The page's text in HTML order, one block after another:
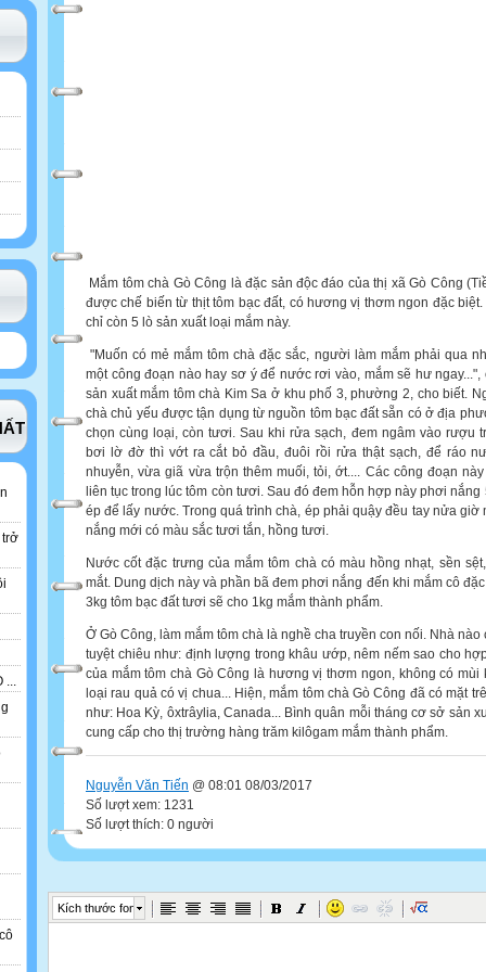
trở
...
Mắm tôm chà Gò Công là đặc sản độc đáo của thị xã Gò Công
được chế biến từ thịt tôm bạc đất, có hương vị thơm ngon đặc
chỉ còn 5 lò sản xuất loại mắm này.
"Muốn có mẻ mắm tôm chà đặc sắc, người làm mắm phải qua
một công đoạn nào hay sơ ý để nước rơi vào, mắm sẽ hư
sản xuất mắm tôm chà Kim Sa ở khu phố 3, phường 2, cho biết.
chà chủ yếu được tận dụng từ nguồn tôm bạc đất sẵn có ở địa
chọn cùng loại, còn tươi. Sau khi rửa sạch, đem ngâm vào rượu
bơi lờ đờ thì vớt ra cắt bỏ đầu, đuôi rồi rửa thật sạch, để ráo
nhuyễn, vừa giã vừa trộn thêm muối, tỏi, ớt.... Các công đoạn
liên tục trong lúc tôm còn tươi. Sau đó đem hỗn hợp này phơi nắng
ép để lấy nước. Trong quá trình chà, ép phải quậy đều tay nửa giờ
nắng mới có màu sắc tươi tắn, hồng tươi.
Nước cốt đặc trưng của mắm tôm chà có màu hồng nhạt, sền
mắt. Dung dịch này và phần bã đem phơi nắng đến khi mắm cô
3kg tôm bạc đất tươi sẽ cho 1kg mắm thành phẩm.
Ở Gò Công, làm mắm tôm chà là nghề cha truyền con nối. Nhà
tuyệt chiêu như: định lượng trong khâu ướp, nêm nếm sao cho
của mắm tôm chà Gò Công là hương vị thơm ngon, không có mùi
loại rau quả có vị chua... Hiện, mắm tôm chà Gò Công đã có mặt
như: Hoa Kỳ, ôxtrâylia, Canada... Bình quân mỗi tháng cơ sở sản
cung cấp cho thị trường hàng trăm kilôgam mắm thành phẩm.
Nguyễn Văn Tiến @ 08:01 08/03/2017
Số lượt xem: 1231
Số lượt thích: 0 người
Kích thước font